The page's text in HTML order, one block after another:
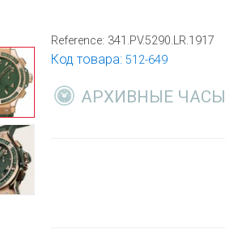
Reference: 341.PV.5290.LR.1917
Код товара: 512-649
АРХИВНЫЕ ЧАСЫ